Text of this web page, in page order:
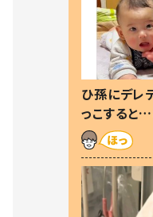
ひ孫にデレ
っこすると
した」「可愛